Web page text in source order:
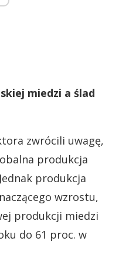
miedzi a ślad
zwrócili uwagę,
produkcja
produkcja
wzrostu,
produkcji miedzi
do 61 proc. w